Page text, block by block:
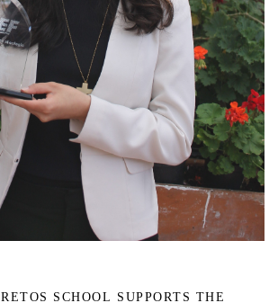
RETOS SCHOOL SUPPORTS THE